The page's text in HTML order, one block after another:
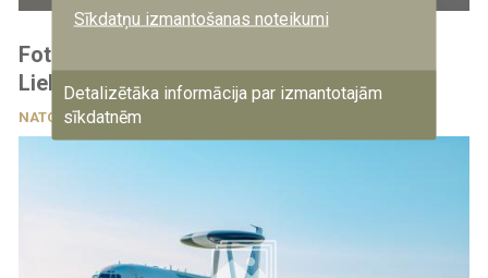
Foto: NATO AWACS gaisa kuģis nolaižas
Lielvārdē
NATO 4.08.2026
Sīkdatņu izmantošanas noteikumi
Detalizētāka informācija par izmantotajām
sīkdatnēm